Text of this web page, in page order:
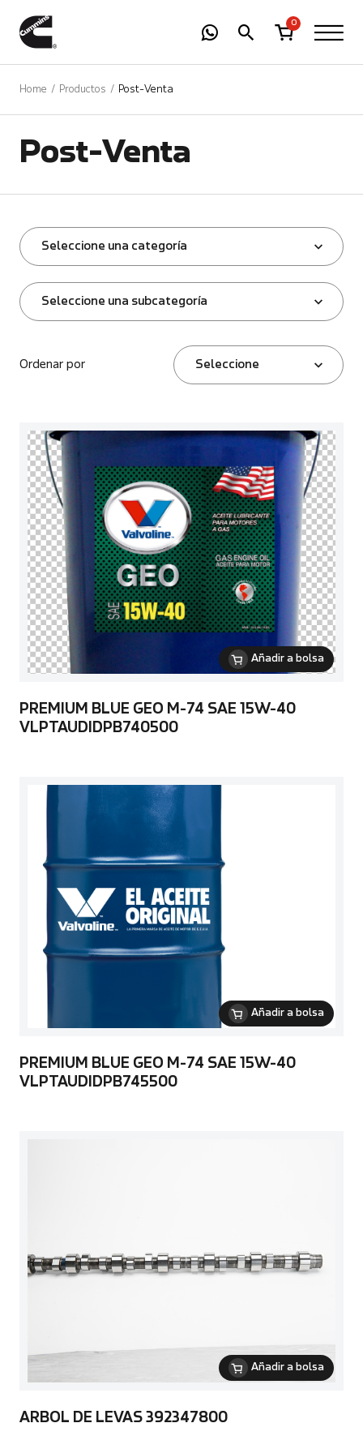
0
Home Productos Post-Venta
Post-Venta
Seleccione una categoría
Seleccione una subcategoría
Ordenar por Seleccione
Añadir a bolsa
PREMIUM BLUE GEO M-74 SAE 15W-40
VLPTAUDIDPB740500
Añadir a bolsa
PREMIUM BLUE GEO M-74 SAE 15W-40
VLPTAUDIDPB745500
Añadir a bolsa
ARBOL DE LEVAS 392347800